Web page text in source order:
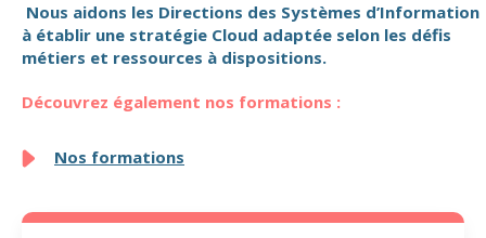
Nous aidons les Directions des Systèmes d’Information
à établir une stratégie Cloud adaptée selon les défis
métiers et ressources à dispositions.
Découvrez également nos formations :
Nos formations